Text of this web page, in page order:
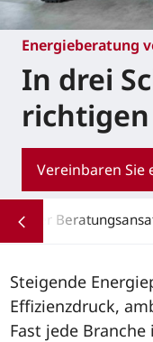
Energieberatung
In drei
Vereinbaren Sie
Unser
Steigende
Effizienzdruck,
Fast jede